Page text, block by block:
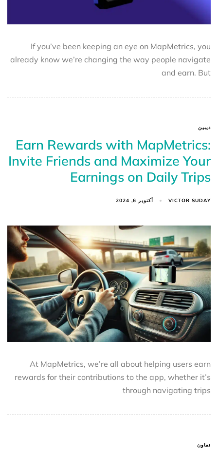
If you’ve been keeping an eye on MapMetrics, you
already know we’re changing the way people navigate
and earn. But
ديبين
Earn Rewards with MapMetrics:
Invite Friends and Maximize Your
Earnings on Daily Trips
VICTOR SUDAY أكتوبر 6, 2024
At MapMetrics, we’re all about helping users earn
rewards for their contributions to the app, whether it’s
through navigating trips
تعاون